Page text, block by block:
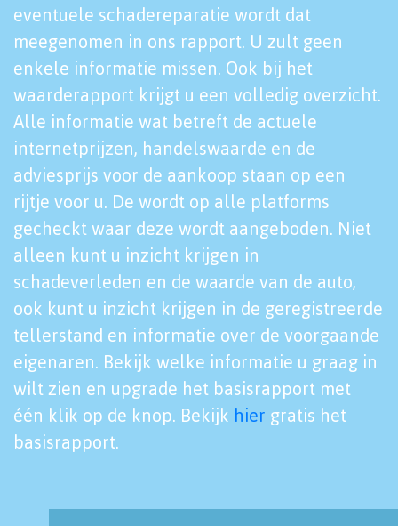
eventuele schadereparatie wordt dat
meegenomen in ons rapport. U zult geen
enkele informatie missen. Ook bij het
waarderapport krijgt u een volledig overzicht.
Alle informatie wat betreft de actuele
internetprijzen, handelswaarde en de
adviesprijs voor de aankoop staan op een
rijtje voor u. De wordt op alle platforms
gecheckt waar deze wordt aangeboden. Niet
alleen kunt u inzicht krijgen in
schadeverleden en de waarde van de auto,
ook kunt u inzicht krijgen in de geregistreerde
tellerstand en informatie over de voorgaande
eigenaren. Bekijk welke informatie u graag in
wilt zien en upgrade het basisrapport met
één klik op de knop. Bekijk hier gratis het
basisrapport.